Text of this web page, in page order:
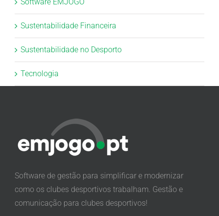
Sustentabilidade Financeira
Sustentabilidade no Desporto
Tecnologia
Software de gestão para simplificar e modernizar
como os clubes desportivos trabalham. Gestão e
comunicação para clubes desportivos!